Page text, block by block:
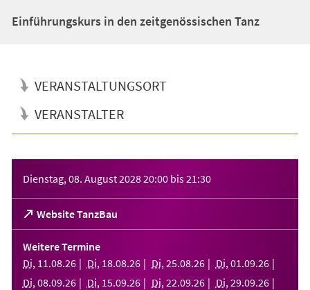
Einführungskurs in den zeitgenössischen Tanz
VERANSTALTUNGSORT
VERANSTALTER
Dienstag, 08. August 202820:00 bis21:30
Website TanzBau
(Öffnet
in
einem
neuen
Tab)
Weitere Termine
Di, 11 .08.26 Di, 18.08.26 Di, 25.08.26 Di, 01 .09.26
Di, 08.09.26 Di, 15.09.26 Di, 22.09.26 Di, 29.09.26